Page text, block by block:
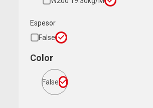
Espesor
False
Color
False